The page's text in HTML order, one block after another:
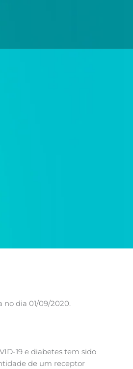
no dia 01/09/2020.
19 e diabetes tem sido
de um receptor